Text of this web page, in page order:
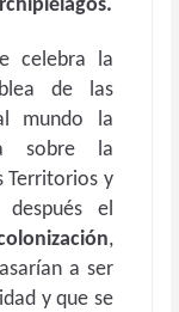
celebra la
de las
mundo la
sobre la
Territorios y
el
,
a ser
y que se